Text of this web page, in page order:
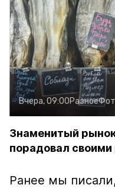
Вчера, 09:00Разное
Знаменитый
порадовал
Ранее мы